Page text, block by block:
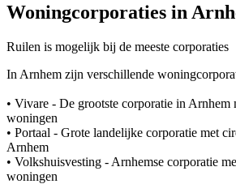
Woningcorporaties in
Ruilen is mogelijk bij de meeste corporaties
In Arnhem zijn verschillende
• Vivare - De grootste corporatie in Arnhem
woningen
• Portaal - Grote landelijke corporatie met
Arnhem
• Volkshuisvesting - Arnhemse corporatie
woningen